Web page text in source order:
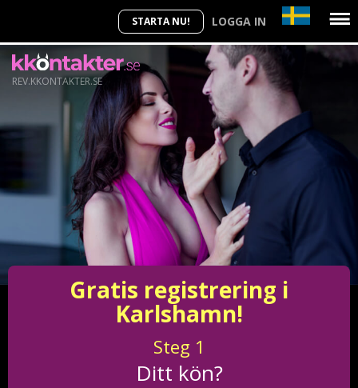
STARTA NU! LOGGA IN
REV.KKONTAKTER.SE
Gratis registrering i
Karlshamn!
Steg 1
Ditt kön?